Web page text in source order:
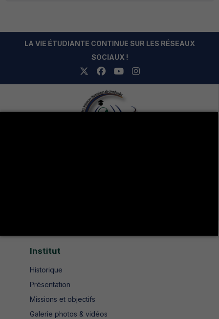
LA VIE ÉTUDIANTE CONTINUE SUR LES RÉSEAUX
SOCIAUX !
Institut
Historique
Présentation
Missions et objectifs
Galerie photos & vidéos